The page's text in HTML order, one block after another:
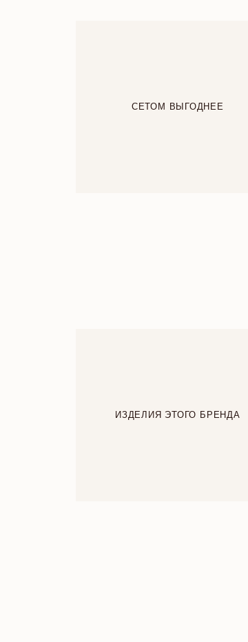
СЕТОМ ВЫГОДНЕЕ
ИЗДЕЛИЯ ЭТОГО БРЕНДА